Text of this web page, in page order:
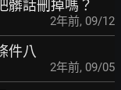
髒話刪掉嗎？
2年前, 09/12
件八
2年前, 09/05